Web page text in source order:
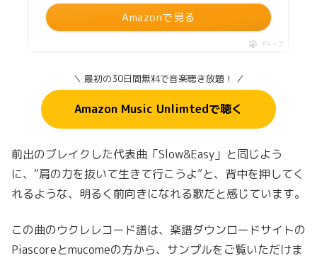
Amazonで見る
ポチップ
＼ 最初の30日間無料で音楽聴き放題！ ／
Amazon Music Unlimtedで聴く
前出のブレイクした代表曲「Slow&Easy」と同じよう
に、“肩の力を抜いて生きて行こうよ”と、背中を押してく
れるような、明るく前向きになれる歌だと感じています。
この曲のウクレレコード譜は、楽譜ダウンロードサイトの
Piascoreとmucomeの方から、サンプルをご覧いただけま